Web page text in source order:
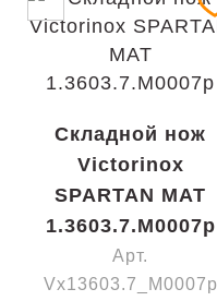
Складной нож
Victorinox
SPARTAN MAT
1.3603.7.M0007p
Арт.
Vx13603.7_M0007p